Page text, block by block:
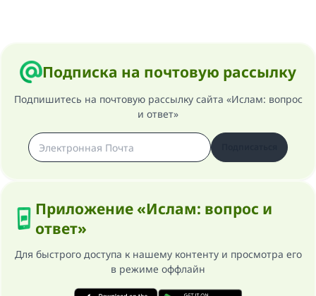
Подписка на почтовую рассылку
Подпишитесь на почтовую рассылку сайта «Ислам: вопрос
и ответ»
Приложение «Ислам: вопрос и
ответ»
Для быстрого доступа к нашему контенту и просмотра его
в режиме оффлайн